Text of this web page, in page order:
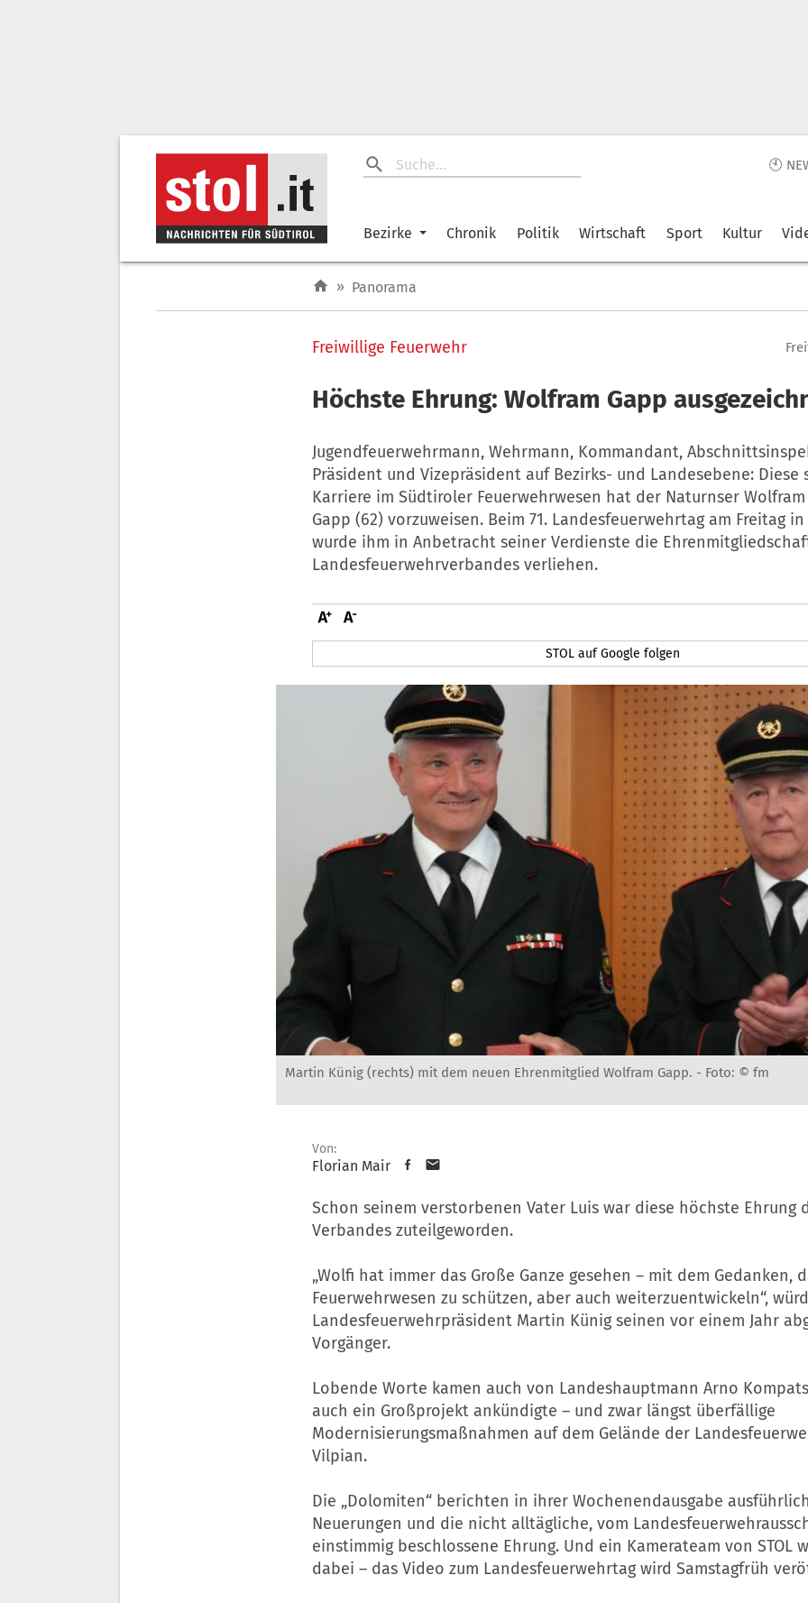
🕙
Bezirke Chronik Politik Wirtschaft Sport Kultur
» Panorama
Freiwillige Feuerwehr
Höchste Ehrung: Wolfram Gapp
Jugendfeuerwehrmann, Wehrmann, Kommandant,
Präsident und Vizepräsident auf Bezirks- und Landesebene: Diese
Karriere im Südtiroler Feuerwehrwesen hat der Naturnser Wolfram
Gapp (62) vorzuweisen. Beim 71. Landesfeuerwehrtag am Freitag
wurde ihm in Anbetracht seiner Verdienste die
Landesfeuerwehrverbandes verliehen.
STOL auf Google folgen
Martin Künig (rechts) mit dem neuen Ehrenmitglied Wolfram Gapp. - Foto: © fm
Von:
Florian Mair
Schon seinem verstorbenen Vater Luis war diese höchste Ehrung
Verbandes zuteilgeworden.
„Wolfi hat immer das Große Ganze gesehen – mit dem Gedanken,
Feuerwehrwesen zu schützen, aber auch weiterzuentwickeln“,
Landesfeuerwehrpräsident Martin Künig seinen vor einem Jahr
Vorgänger.
Lobende Worte kamen auch von Landeshauptmann Arno
auch ein Großprojekt ankündigte – und zwar längst überfällige
Modernisierungsmaßnahmen auf dem Gelände der
Vilpian.
Die „Dolomiten“ berichten in ihrer Wochenendausgabe
Neuerungen und die nicht alltägliche, vom
einstimmig beschlossene Ehrung. Und ein Kamerateam von STOL
dabei – das Video zum Landesfeuerwehrtag wird Samstagfrüh